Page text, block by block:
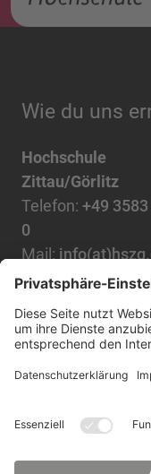
Wie du uns
Hochschule
Zittau/Görlitz
Telefon: +49
0
Mail:
Alle
Impressum